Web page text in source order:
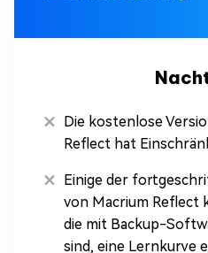
Die kostenlose
Reflect hat
Einige der
von Macrium Reflect
die mit Backup-
sind, eine Lernkurve